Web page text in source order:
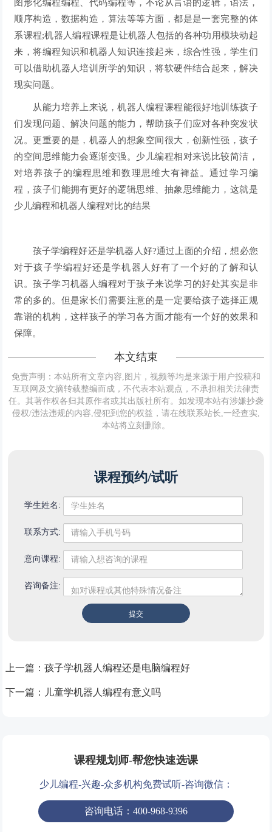
图形化编程编程、代码编程等，不论从言语的逻辑，语法，
顺序构造，数据构造，算法等等方面，都是是一套完整的体
系课程;机器人编程课程是让机器人包括的各种功用模块动起
来，将编程知识和机器人知识连接起来，综合性强，学生们
可以借助机器人培训所学的知识，将软硬件结合起来，解决
现实问题。
从能力培养上来说，机器人编程课程能很好地训练孩子
们发现问题、解决问题的能力，帮助孩子们应对各种突发状
况。更重要的是，机器人的想象空间很大，创新性强，孩子
的空间思维能力会逐渐变强。少儿编程相对来说比较简洁，
对培养孩子的编程思维和数理思维大有裨益。通过学习编
程，孩子们能拥有更好的逻辑思维、抽象思维能力，这就是
少儿编程和机器人编程对比的结果
孩子学编程好还是学机器人好?通过上面的介绍，想必您
对于孩子学编程好还是学机器人好有了一个好的了解和认
识。孩子学习机器人编程对于孩子来说学习的好处其实是非
常的多的。但是家长们需要注意的是一定要给孩子选择正规
靠谱的机构，这样孩子的学习各方面才能有一个好的效果和
保障。
本文结束
免责声明：本站所有文章内容,图片，视频等均是来源于用户投稿和
互联网及文摘转载整编而成，不代表本站观点，不承担相关法律责
任。其著作权各归其原作者或其出版社所有。如发现本站有涉嫌抄袭
侵权/违法违规的内容,侵犯到您的权益，请在线联系站长,一经查实,
本站将立刻删除。
课程预约/试听
学生姓名:
联系方式:
意向课程:
咨询备注:
上一篇： 孩子学机器人编程还是电脑编程好
下一篇： 儿童学机器人编程有意义吗
课程规划师-帮您快速选课
少儿编程-兴趣-众多机构免费试听-咨询微信：
咨询电话：400-968-9396